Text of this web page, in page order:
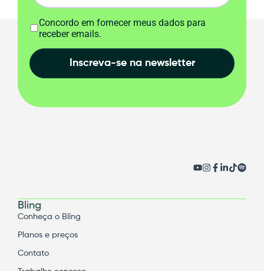
Concordo em fornecer meus dados para
receber emails.
Inscreva-se na newsletter
Bling
Conheça o Bling
Planos e preços
Contato